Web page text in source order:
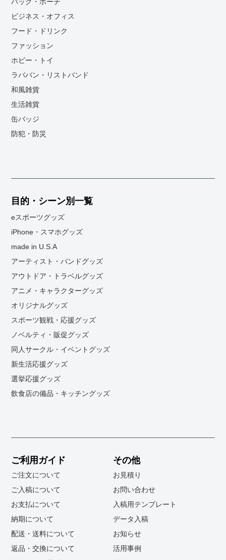
バッグ・ポーチ
ビジネス・オフィス
フード・ドリンク
ファッション
ホビー・トイ
ラババン・リストバンド
和風雑貨
生活雑貨
缶バッジ
防犯・防災
目的・シーン別一覧
eスポーツグッズ
iPhone・スマホグッズ
made in U.S.A
アーティスト・バンドグッズ
アウトドア・トラベルグッズ
アニメ・キャラクターグッズ
オリジナルグッズ
スポーツ観戦・応援グッズ
ノベルティ・販促グッズ
同人サークル・イベントグッズ
新生活応援グッズ
選挙応援グッズ
飲食店の備品・キッチングッズ
ご利用ガイド
ご注文について
ご入稿について
お支払について
納期について
配送・送料について
返品・交換について
その他
お見積り
お問い合わせ
入稿用テンプレート
データ入稿
お知らせ
活用事例